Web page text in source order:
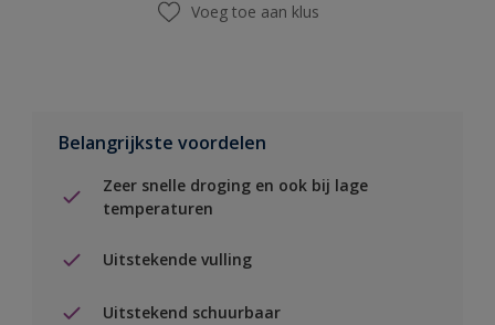
Voeg toe aan klus
Belangrijkste voordelen
Zeer snelle droging en ook bij lage
temperaturen
Uitstekende vulling
Uitstekend schuurbaar